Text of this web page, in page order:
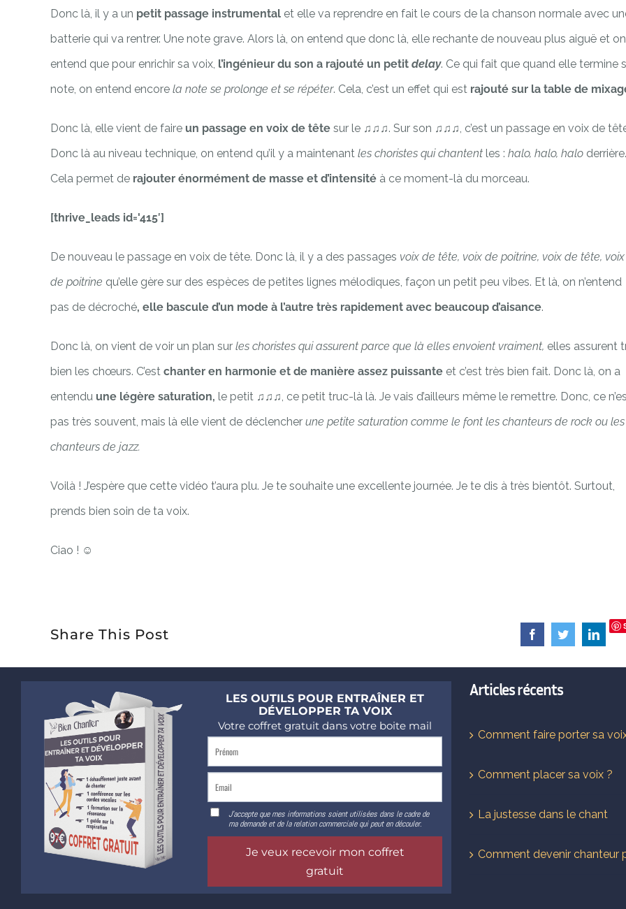
Donc là, il y a un petit passage instrumental et elle va reprendre en fait le cours de la chanson normale avec
batterie qui va rentrer. Une note grave. Alors là, on entend que donc là, elle rechante de nouveau plus aiguë et on
entend que pour enrichir sa voix, l’ingénieur du son a rajouté un petit delay. Ce qui fait que quand elle termine
note, on entend encore la note se prolonge et se répéter. Cela, c’est un effet qui est rajouté sur la table de
Donc là, elle vient de faire un passage en voix de tête sur le ♫♫♫. Sur son ♫♫♫, c’est un passage en voix de
Donc là au niveau technique, on entend qu’il y a maintenant les choristes qui chantent les : halo, halo, halo derrière.
Cela permet de rajouter énormément de masse et d’intensité à ce moment-là du morceau.
[thrive_leads id='415′]
De nouveau le passage en voix de tête. Donc là, il y a des passages voix de tête, voix de poitrine, voix de tête, voix
de poitrine qu’elle gère sur des espèces de petites lignes mélodiques, façon un petit peu vibes. Et là, on n’entend
pas de décroché, elle bascule d’un mode à l’autre très rapidement avec beaucoup d’aisance.
Donc là, on vient de voir un plan sur les choristes qui assurent parce que là elles envoient vraiment, elles assurent
bien les chœurs. C’est chanter en harmonie et de manière assez puissante et c’est très bien fait. Donc là, on a
entendu une légère saturation, le petit ♫♫♫, ce petit truc-là là. Je vais d’ailleurs même le remettre. Donc, ce
pas très souvent, mais là elle vient de déclencher une petite saturation comme le font les chanteurs de rock ou les
chanteurs de jazz.
Voilà ! J’espère que cette vidéo t’aura plu. Je te souhaite une excellente journée. Je te dis à très bientôt. Surtout,
prends bien soin de ta voix.
Ciao ! ☺
Share This Post FacebookTwitter
Articles récents
Comment faire porter sa
Comment placer sa voix ?
La justesse dans le chant
Comment devenir chanteur